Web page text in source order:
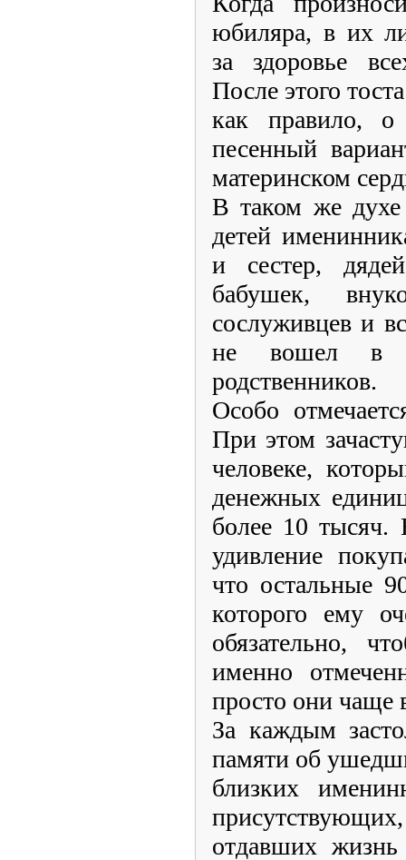
юбиляра, в их
за здоровье
После этого
как правило,
песенный
материнском
В таком же духе
детей
и сестер,
бабушек,
сослуживцев и
не вошел в
родственников.
Особо
При этом
человеке,
денежных
более 10 тысяч.
удивление
что остальные
которого ему
обязательно,
именно
просто они чаще
За каждым
памяти об
близких
отдавших